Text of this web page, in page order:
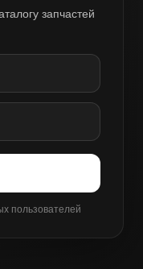
запчастей
пользователей